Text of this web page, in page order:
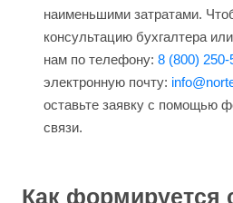
наименьшими затратами.
консультацию бухгалтера
нам по телефону: 8 (800) 250-
электронную почту:
оставьте заявку с помощью
связи.
Как формируется